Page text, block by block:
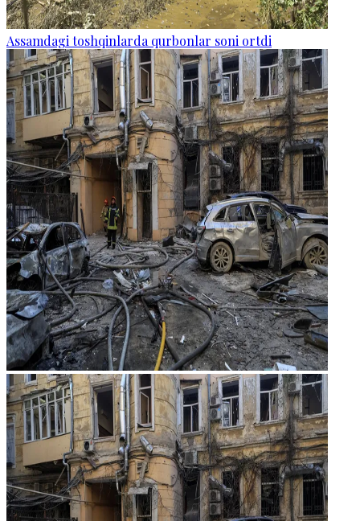
Assamdagi toshqinlarda qurbonlar soni ortdi